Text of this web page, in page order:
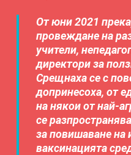
Oт юни 2021
провеждане на
учители,
директори за
Срещнаха се с
допринесоха, от
на някои от най-
се
за повишаване на
ваксинацията